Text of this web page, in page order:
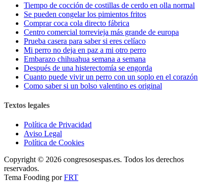
Tiempo de cocción de costillas de cerdo en olla normal
Se pueden congelar los pimientos fritos
Comprar coca cola directo fábrica
Centro comercial torrevieja más grande de europa
Prueba casera para saber si eres celíaco
Mi perro no deja en paz a mi otro perro
Embarazo chihuahua semana a semana
Después de una histerectomía se engorda
Cuanto puede vivir un perro con un soplo en el corazón
Como saber si un bolso valentino es original
Textos legales
Política de Privacidad
Aviso Legal
Política de Cookies
Copyright © 2026 congresosespas.es. Todos los derechos
reservados.
Tema Fooding porFRT